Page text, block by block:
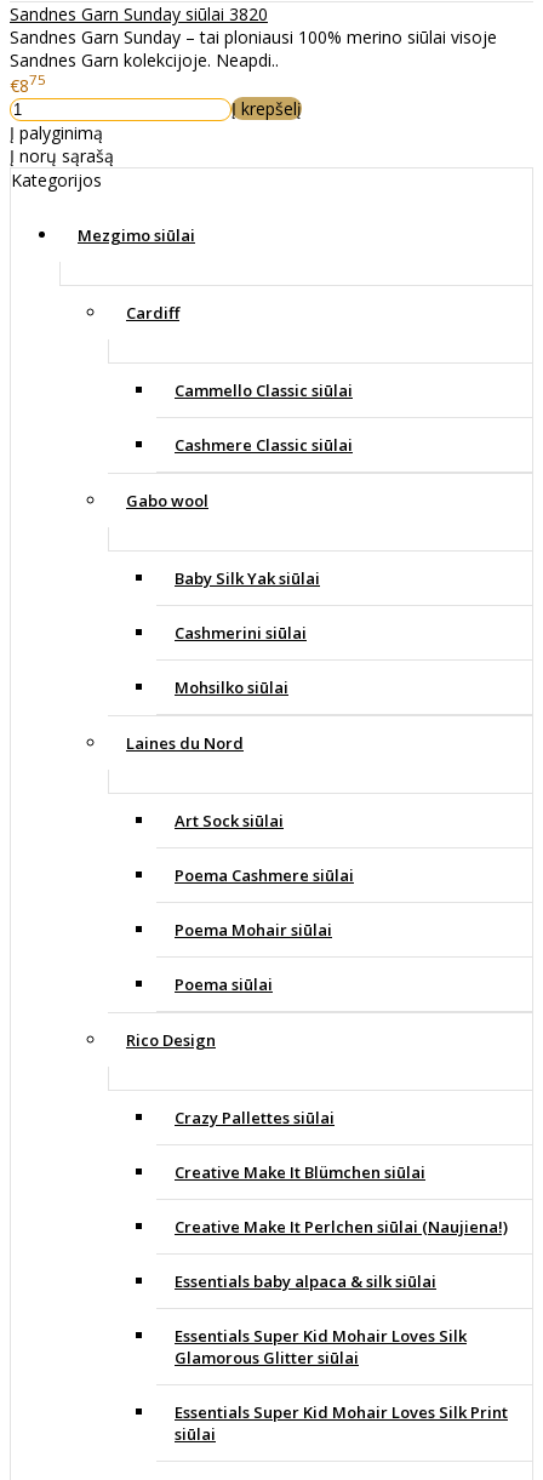
Sandnes Garn Sunday siūlai 3820
Sandnes Garn Sunday – tai ploniausi 100% merino siūlai visoje
Sandnes Garn kolekcijoje. Neapdi..
€875
Į krepšelį
Į palyginimą
Į norų sąrašą
Kategorijos
Mezgimo siūlai
Cardiff
Cammello Classic siūlai
Cashmere Classic siūlai
Gabo wool
Baby Silk Yak siūlai
Cashmerini siūlai
Mohsilko siūlai
Laines du Nord
Art Sock siūlai
Poema Cashmere siūlai
Poema Mohair siūlai
Poema siūlai
Rico Design
Crazy Pallettes siūlai
Creative Make It Blümchen siūlai
Creative Make It Perlchen siūlai (Naujiena!)
Essentials baby alpaca & silk siūlai
Essentials Super Kid Mohair Loves Silk
Glamorous Glitter siūlai
Essentials Super Kid Mohair Loves Silk Print
siūlai